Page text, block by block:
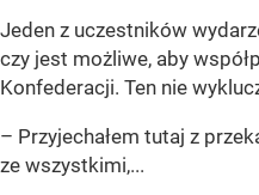
Jeden z uczestników
czy jest możliwe, aby
Konfederacji. Ten nie
– Przyjechałem tutaj z
ze wszystkimi,...